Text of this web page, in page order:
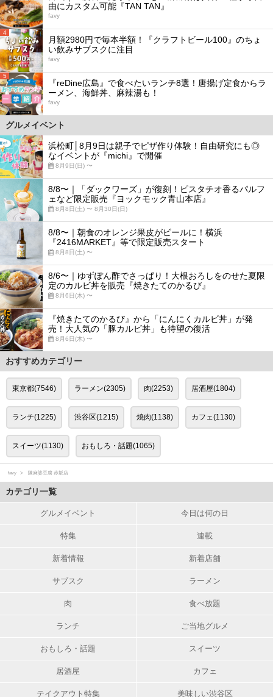
由にカスタム可能『TAN TAN』
favy
4
月額2980円で毎本半額！『クラフトビール100』のちょ
い飲みサブスクに注目
favy
5
『reDine広島』で食べたいランチ8選！唐揚げ定食からラ
ーメン、海鮮丼、麻辣湯も！
favy
グルメイベント
浜松町│8月9日は親子でピザ作り体験！自由研究にも◎
なイベントが『michi』で開催
8月9日(日) 〜
8/8〜｜「ダックワーズ」が復刻！ピスタチオ香るパルフ
ェなど限定販売『ヨックモック青山本店』
8月8日(土) 〜 8月30日(日)
8/8〜｜朝食のオレンジ果皮がビールに！横浜
『2416MARKET』等で限定販売スタート
8月8日(土) 〜
8/6〜｜ゆずぽん酢でさっぱり！大根おろしをのせた夏限
定のカルビ丼を販売『焼きたてのかるび』
8月6日(木) 〜
『焼きたてのかるび』から「にんにくカルビ丼」が発
売！大人気の「豚カルビ丼」も待望の復活
8月6日(木) 〜
おすすめカテゴリー
東京都(7546) ラーメン(2305) 肉(2253) 居酒屋(1804)
ランチ(1225) 渋谷区(1215) 焼肉(1138) カフェ(1130)
スイーツ(1130) おもしろ・話題(1065)
favy 陳麻婆豆腐 赤坂店
カテゴリ一覧
グルメイベント 今日は何の日
特集 連載
新着情報 新着店舗
サブスク ラーメン
肉 食べ放題
ランチ ご当地グルメ
おもしろ・話題 スイーツ
居酒屋 カフェ
テイクアウト特集 美味しい渋谷区